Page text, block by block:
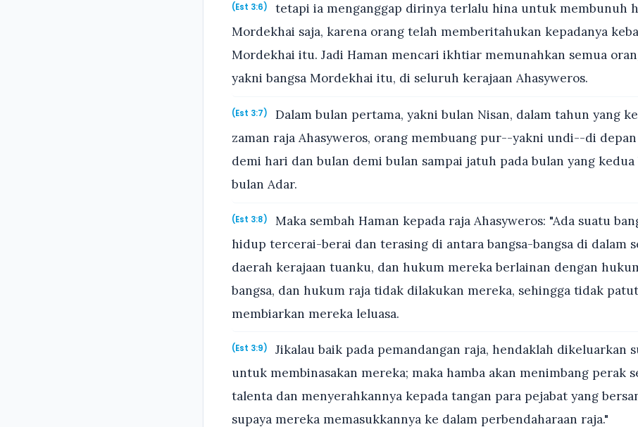
(Est 3:6)
tetapi ia menganggap dirinya terlalu hina untuk membunuh
Mordekhai saja, karena orang telah memberitahukan kepadanya
Mordekhai itu. Jadi Haman mencari ikhtiar memunahkan semua
yakni bangsa Mordekhai itu, di seluruh kerajaan Ahasyweros.
(Est 3:7)
Dalam bulan pertama, yakni bulan Nisan, dalam tahun yang
zaman raja Ahasyweros, orang membuang pur--yakni undi--di
demi hari dan bulan demi bulan sampai jatuh pada bulan yang kedua
bulan Adar.
(Est 3:8)
Maka sembah Haman kepada raja Ahasyweros: "Ada suatu
hidup tercerai-berai dan terasing di antara bangsa-bangsa di dalam
daerah kerajaan tuanku, dan hukum mereka berlainan dengan
bangsa, dan hukum raja tidak dilakukan mereka, sehingga tidak
membiarkan mereka leluasa.
(Est 3:9)
Jikalau baik pada pemandangan raja, hendaklah dikeluarkan
untuk membinasakan mereka; maka hamba akan menimbang perak
talenta dan menyerahkannya kepada tangan para pejabat yang
supaya mereka memasukkannya ke dalam perbendaharaan raja."